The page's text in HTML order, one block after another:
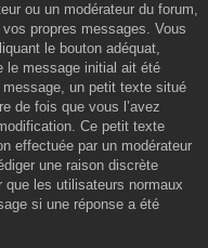
ou un modérateur du forum,
propres messages. Vous
le bouton adéquat,
le message initial ait été
message, un petit texte situé
de fois que vous l’avez
Ce petit texte
effectuée par un modérateur
une raison discrète
les utilisateurs normaux
si une réponse a été